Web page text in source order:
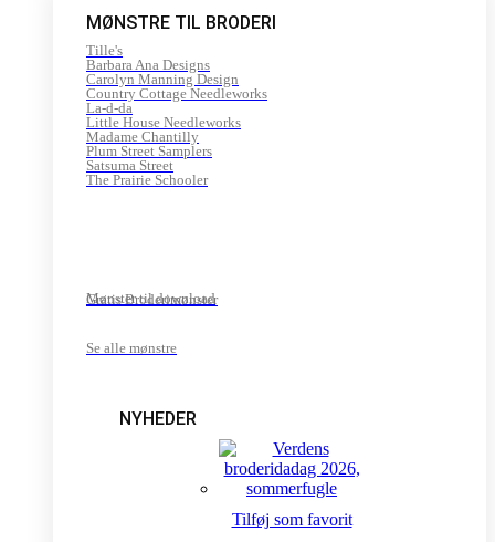
MØNSTRE TIL BRODERI
Tille's
Barbara Ana Designs
Carolyn Manning Design
Country Cottage Needleworks
La-d-da
Little House Needleworks
Madame Chantilly
Plum Street Samplers
Satsuma Street
The Prairie Schooler
Mønster til download
Gratis Broderimønster
Se alle mønstre
NYHEDER
Tilføj som favorit